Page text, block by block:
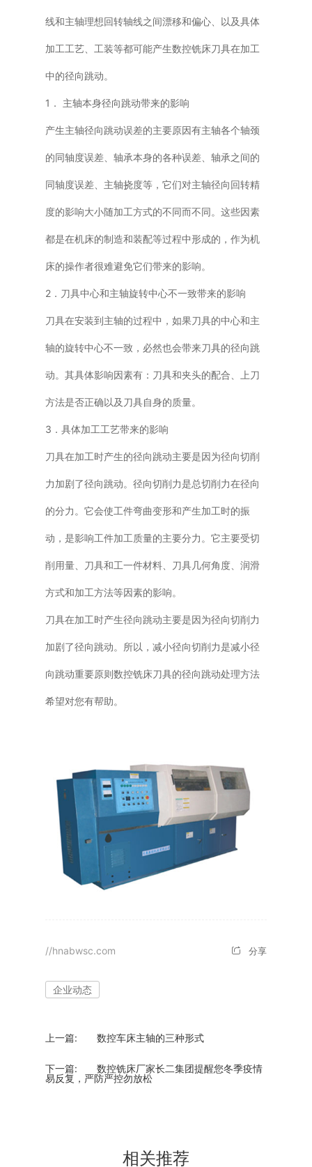
线和主轴理想回转轴线之间漂移和偏心、以及具体
加工工艺、工装等都可能产生数控铣床刀具在加工
中的径向跳动。
1． 主轴本身径向跳动带来的影响
产生主轴径向跳动误差的主要原因有主轴各个轴颈
的同轴度误差、轴承本身的各种误差、轴承之间的
同轴度误差、主轴挠度等，它们对主轴径向回转精
度的影响大小随加工方式的不同而不同。这些因素
都是在机床的制造和装配等过程中形成的，作为机
床的操作者很难避免它们带来的影响。
2．刀具中心和主轴旋转中心不一致带来的影响
刀具在安装到主轴的过程中，如果刀具的中心和主
轴的旋转中心不一致，必然也会带来刀具的径向跳
动。其具体影响因素有：刀具和夹头的配合、上刀
方法是否正确以及刀具自身的质量。
3．具体加工工艺带来的影响
刀具在加工时产生的径向跳动主要是因为径向切削
力加剧了径向跳动。径向切削力是总切削力在径向
的分力。它会使工件弯曲变形和产生加工时的振
动，是影响工件加工质量的主要分力。它主要受切
削用量、刀具和工一件材料、刀具几何角度、润滑
方式和加工方法等因素的影响。
刀具在加工时产生径向跳动主要是因为径向切削力
加剧了径向跳动。所以，减小径向切削力是减小径
向跳动重要原则数控铣床刀具的径向跳动处理方法
希望对您有帮助。
//hnabwsc.com 分享
企业动态
上一篇: 数控车床主轴的三种形式
下一篇:
数控铣床厂家长二集团提醒您冬季疫情
易反复，严防严控勿放松
相关推荐